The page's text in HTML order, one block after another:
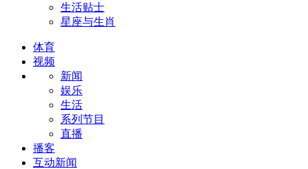
生活贴士
星座与生肖
体育
视频
新闻
娱乐
生活
系列节目
直播
播客
互动新闻